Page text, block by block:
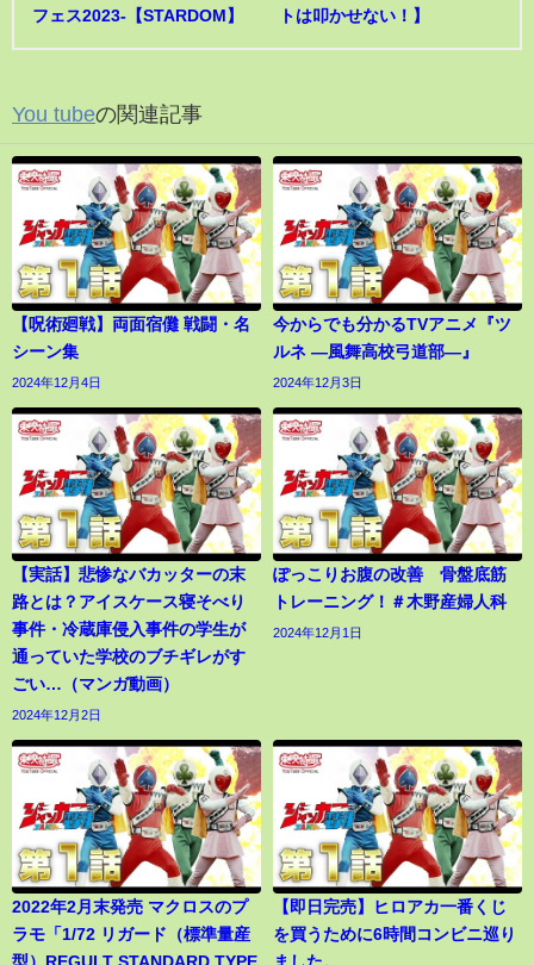
フェス2023-【STARDOM】 トは叩かせない！】
You tubeの関連記事
【呪術廻戦】両面宿儺 戦闘・名
シーン集
2024年12月4日
今からでも分かるTVアニメ『ツ
ルネ ―風舞高校弓道部―』
2024年12月3日
【実話】悲惨なバカッターの末
路とは？アイスケース寝そべり
事件・冷蔵庫侵入事件の学生が
通っていた学校のブチギレがす
ごい…（マンガ動画）
2024年12月2日
ぽっこりお腹の改善 骨盤底筋
トレーニング！＃木野産婦人科
2024年12月1日
2022年2月末発売 マクロスのプ
ラモ「1/72 リガード（標準量産
型）REGULT STANDARD TYPE
【即日完売】ヒロアカ一番くじ
を買うために6時間コンビニ巡り
ました。